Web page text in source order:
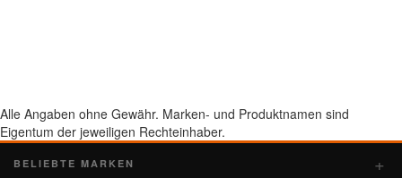
Alle Angaben ohne Gewähr. Marken- und Produktnamen sind
Eigentum der jeweiligen Rechteinhaber.
BELIEBTE MARKEN